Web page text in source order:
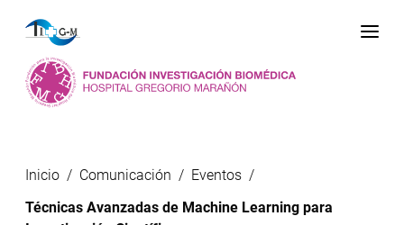
Inicio Comunicación
Eventos
Técnicas Avanzadas de Machine Learning para